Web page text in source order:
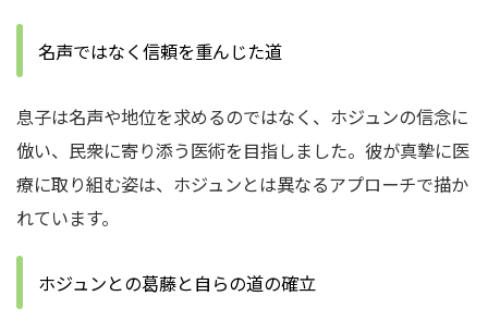
名声ではなく信頼を重んじた道
息子は名声や地位を求めるのではなく、ホジュンの信念に
倣い、民衆に寄り添う医術を目指しました。彼が真摯に医
療に取り組む姿は、ホジュンとは異なるアプローチで描か
れています。
ホジュンとの葛藤と自らの道の確立